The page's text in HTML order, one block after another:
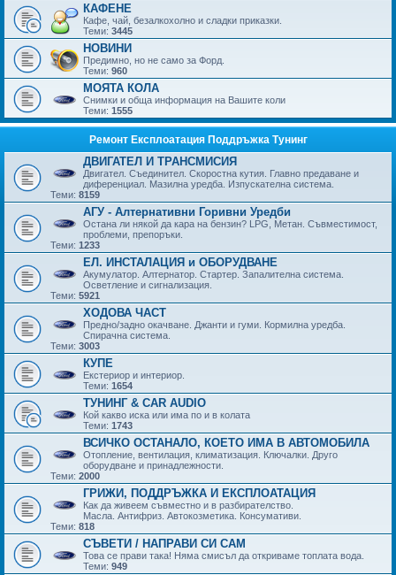
КАФЕНЕ
Кафе, чай, безалкохолно и сладки приказки.
Теми: 3445
НОВИНИ
Предимно, но не само за Форд.
Теми: 960
МОЯТА КОЛА
Снимки и обща информация на Вашите коли
Теми: 1555
Ремонт Експлоатация Поддръжка Тунинг
ДВИГАТЕЛ И ТРАНСМИСИЯ
Двигател. Съединител. Скоростна кутия. Главно предаване и
диференциал. Мазилна уредба. Изпускателна система.
Теми: 8159
АГУ - Алтернативни Горивни Уредби
Остана ли някой да кара на бензин? LPG, Метан. Съвместимост,
проблеми, препоръки.
Теми: 1233
ЕЛ. ИНСТАЛАЦИЯ и ОБОРУДВАНЕ
Акумулатор. Алтернатор. Стартер. Запалителна система.
Осветление и сигнализация.
Теми: 5921
ХОДОВА ЧАСТ
Предно/задно окачване. Джанти и гуми. Кормилна уредба.
Спирачна система.
Теми: 3003
КУПЕ
Екстериор и интериор.
Теми: 1654
ТУНИНГ & CAR AUDIO
Кой какво иска или има по и в колата
Теми: 1743
ВСИЧКО ОСТАНАЛО, КОЕТО ИМА В АВТОМОБИЛА
Отопление, вентилация, климатизация. Ключалки. Друго
оборудване и принадлежности.
Теми: 2000
ГРИЖИ, ПОДДРЪЖКА И ЕКСПЛОАТАЦИЯ
Как да живеем съвместно и в разбирателство.
Масла. Антифриз. Автокозметика. Консумативи.
Теми: 818
СЪВЕТИ / НАПРАВИ СИ САМ
Това се прави така! Няма смисъл да откриваме топлата вода.
Теми: 949